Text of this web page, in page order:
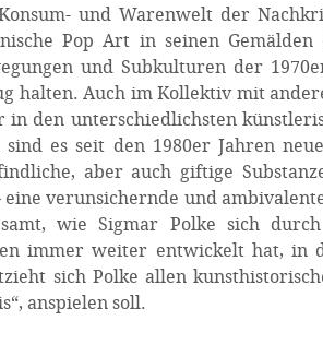
und Warenwelt der
Pop Art in seinen Gemälden
und Subkulturen der
halten. Auch im Kollektiv mit
den unterschiedlichsten
es seit den 1980er Jahren
aber auch giftige
eine verunsichernde und
wie Sigmar Polke sich
immer weiter entwickelt hat, in
sich Polke allen
anspielen soll.